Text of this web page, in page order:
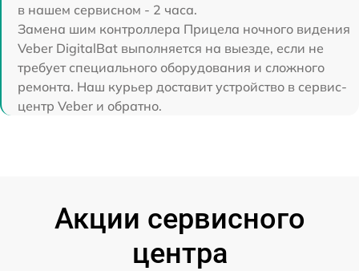
в нашем сервисном - 2 часа.
Замена шим контроллера Прицела ночного видения
Veber DigitalBat выполняется на выезде, если не
требует специального оборудования и сложного
ремонта. Наш курьер доставит устройство в сервис-
центр Veber и обратно.
Акции сервисного
центра